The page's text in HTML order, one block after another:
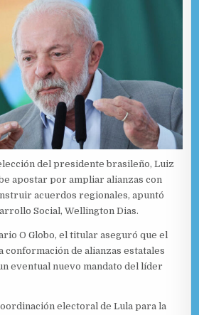
del presidente brasileño, Luiz
apostar por ampliar alianzas con
acuerdos regionales, apuntó
Social, Wellington Dias.
O Globo, el titular aseguró que el
conformación de alianzas estatales
eventual nuevo mandato del líder
electoral de Lula para la